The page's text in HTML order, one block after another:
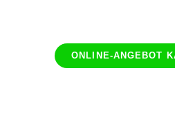
ONLINE-ANGEBOT